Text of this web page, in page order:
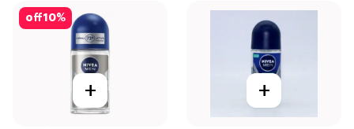
+
10%
off
+